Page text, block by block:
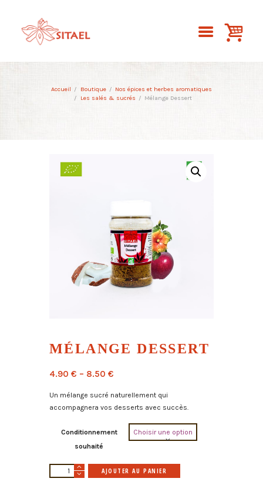
Accueil Boutique
Nos épices et herbes aromatiques
Les salés & sucrés
Mélange Dessert
MÉLANGE DESSERT
4.90 € – 8.50 €
Un mélange sucré naturellement qui
accompagnera vos desserts avec succès.
Conditionnement
souhaité
quantité
AJOUTER AU PANIER